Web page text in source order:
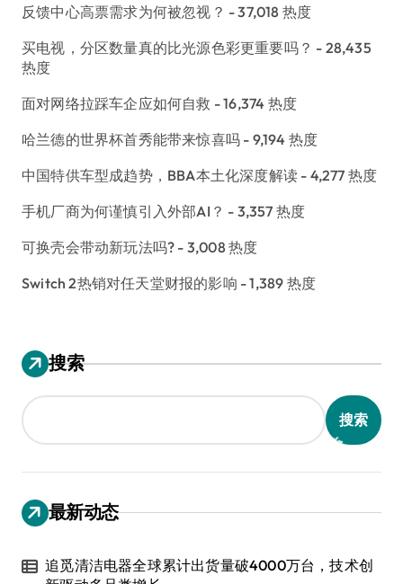
反馈中心高票需求为何被忽视？ - 37,018 热度
买电视，分区数量真的比光源色彩更重要吗？ - 28,435
热度
面对网络拉踩车企应如何自救 - 16,374 热度
哈兰德的世界杯首秀能带来惊喜吗 - 9,194 热度
中国特供车型成趋势，BBA本土化深度解读 - 4,277 热度
手机厂商为何谨慎引入外部AI？ - 3,357 热度
可换壳会带动新玩法吗? - 3,008 热度
Switch 2热销对任天堂财报的影响 - 1,389 热度
搜索
搜索
最新动态
追觅清洁电器全球累计出货量破4000万台，技术创